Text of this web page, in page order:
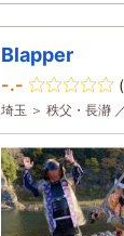
Blapper
-.-
埼玉 ＞ 秩父・長瀞